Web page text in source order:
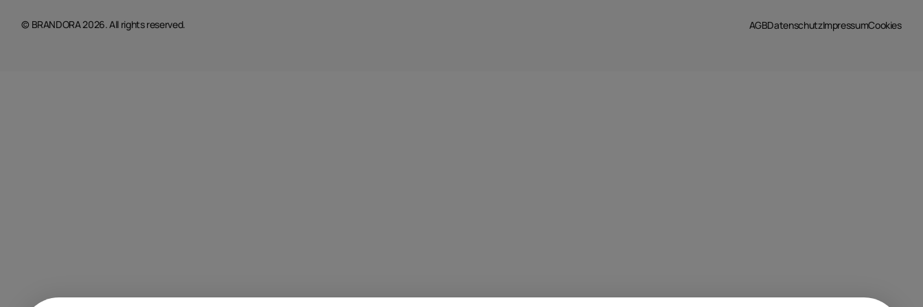
© BRANDORA 2026. All rights reserved. AGBDatenschutzImpressumCookies